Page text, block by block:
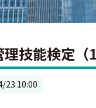
技能検定（
23 10:00